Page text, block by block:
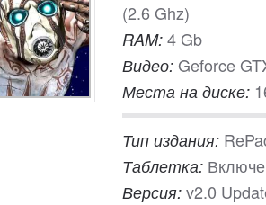
(2.6 Ghz)
RAM: 4 Gb
Видео: Geforce
Места на диске:
Тип издания:
Таблетка:
Версия: v2.0